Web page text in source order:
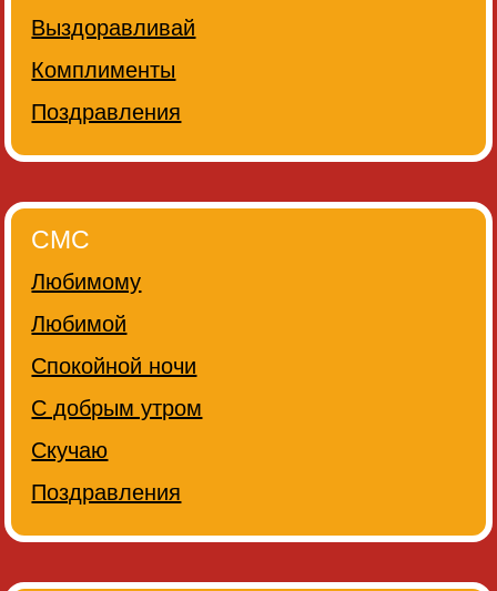
Выздоравливай
Комплименты
Поздравления
СМС
Любимому
Любимой
Спокойной ночи
С добрым утром
Скучаю
Поздравления